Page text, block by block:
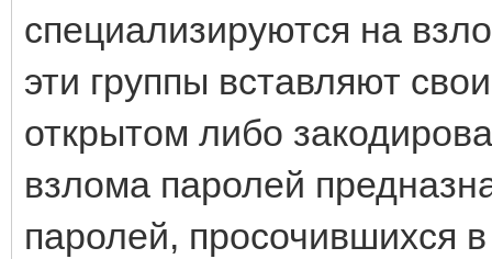
специализируются на
эти группы вставляют
открытом либо
взлома паролей
паролей, просочившихся